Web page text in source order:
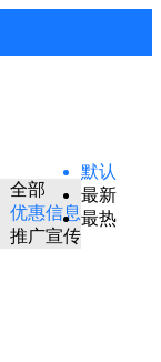
全部
优惠信息
推广宣传
默认
最新
最热